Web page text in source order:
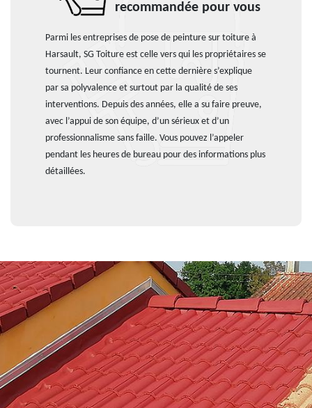
recommandée pour vous
Parmi les entreprises de pose de peinture sur toiture à
Harsault, SG Toiture est celle vers qui les propriétaires se
tournent. Leur confiance en cette dernière s’explique
par sa polyvalence et surtout par la qualité de ses
interventions. Depuis des années, elle a su faire preuve,
avec l’appui de son équipe, d’un sérieux et d’un
professionnalisme sans faille. Vous pouvez l’appeler
pendant les heures de bureau pour des informations plus
détaillées.